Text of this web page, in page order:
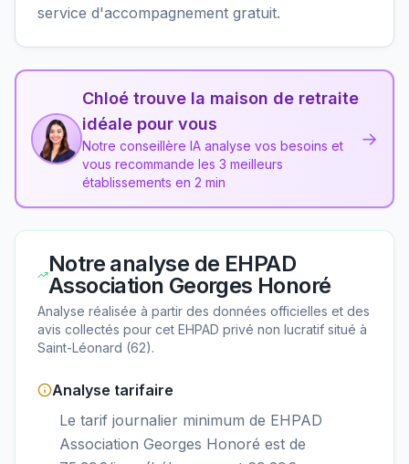
service d'accompagnement gratuit.
Chloé trouve la maison de retraite
idéale pour vous
Notre conseillère IA analyse vos besoins et
vous recommande les 3 meilleurs
établissements en 2 min
→
Notre analyse de EHPAD
Association Georges Honoré
Analyse réalisée à partir des données officielles et des
avis collectés pour cet EHPAD privé non lucratif situé à
Saint-Léonard (62).
Analyse tarifaire
Le tarif journalier minimum de EHPAD
Association Georges Honoré est de